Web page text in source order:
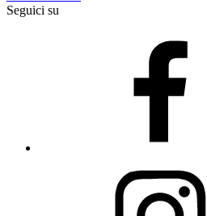
Seguici su